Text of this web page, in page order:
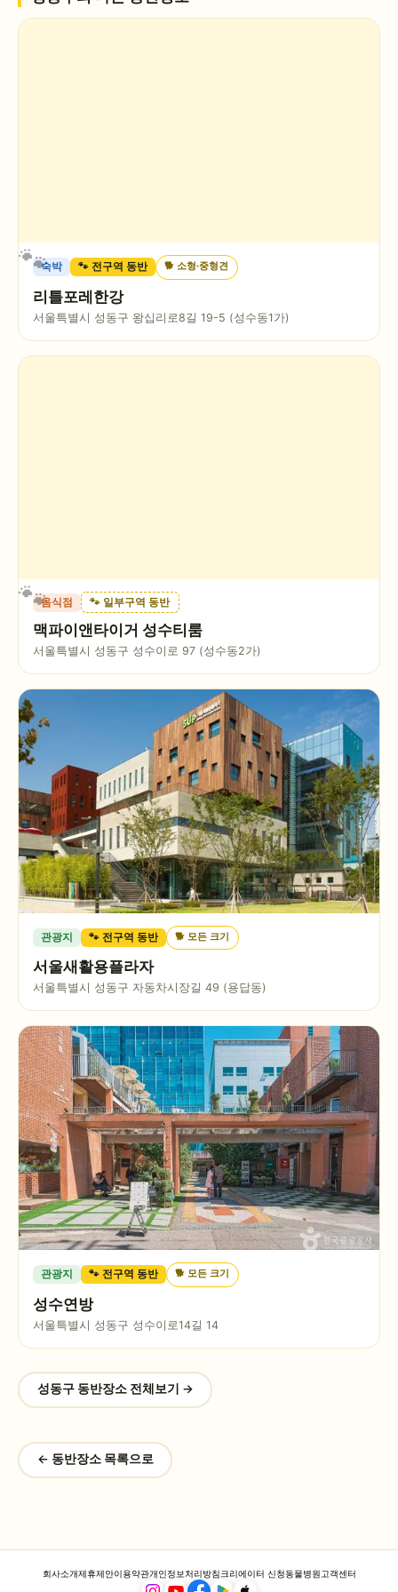
숙박 🐾 전구역 동반 🐕소형·중형견
리틀포레한강
서울특별시 성동구 왕십리로8길 19-5 (성수동1가)
음식점 🐾 일부구역 동반
맥파이앤타이거 성수티룸
서울특별시 성동구 성수이로 97 (성수동2가)
관광지 🐾 전구역 동반 🐕모든 크기
서울새활용플라자
서울특별시 성동구 자동차시장길 49 (용답동)
관광지 🐾 전구역 동반 🐕모든 크기
성수연방
서울특별시 성동구 성수이로14길 14
성동구동반장소 전체보기 →
← 동반장소 목록으로
회사소개제휴제안이용약관개인정보처리방침크리에이터 신청동물병원고객센터